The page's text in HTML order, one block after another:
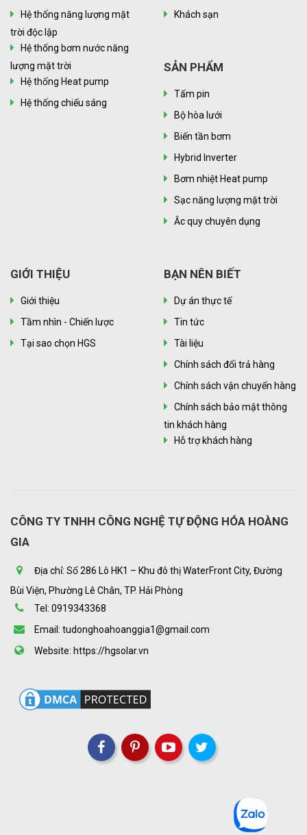
Hệ thống năng lượng mặt
trời độc lập
Hệ thống bơm nước năng
lượng mặt trời
Hệ thống Heat pump
Hệ thống chiếu sáng
Khách sạn
SẢN PHẨM
Tấm pin
Bộ hòa lưới
Biến tần bơm
Hybrid Inverter
Bơm nhiệt Heat pump
Sạc năng lượng mặt trời
Ắc quy chuyên dụng
GIỚI THIỆU
Giới thiệu
Tầm nhìn - Chiến lược
Tại sao chọn HGS
BẠN NÊN BIẾT
Dự án thực tế
Tin tức
Tài liệu
Chính sách đổi trả hàng
Chính sách vận chuyển hàng
Chính sách bảo mật thông
tin khách hàng
Hỗ trợ khách hàng
CÔNG TY TNHH CÔNG NGHỆ TỰ ĐỘNG HÓA HOÀNG
GIA
Địa chỉ: Số 286 Lô HK1 – Khu đô thị WaterFront City, Đường
Bùi Viện, Phường Lê Chân, TP. Hải Phòng
Tel: 0919343368
Email: tudonghoahoanggia1@gmail.com
Website: https://hgsolar.vn